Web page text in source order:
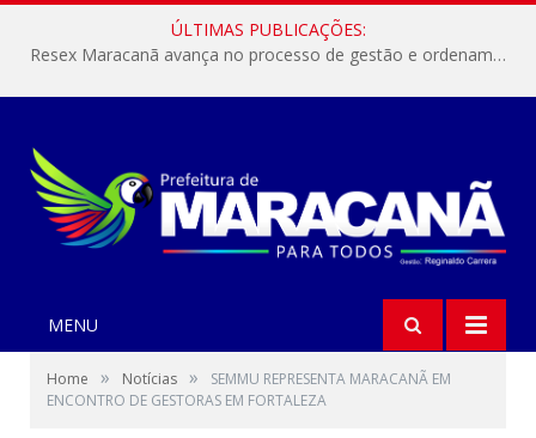
ÚLTIMAS PUBLICAÇÕES:
Resex Maracanã avança no processo de gestão e ordenamento do turismo em nossas áreas protegidas.
MENU
Home » Notícias »
SEMMU REPRESENTA MARACANÃ EM
ENCONTRO DE GESTORAS EM FORTALEZA